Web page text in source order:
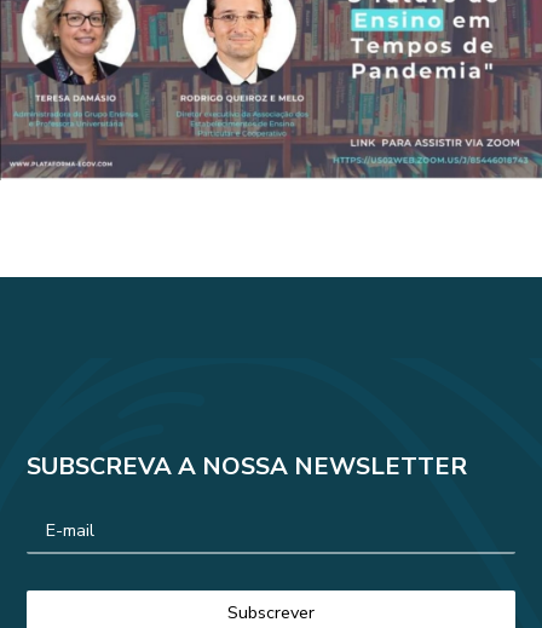
SUBSCREVA A NOSSA NEWSLETTER